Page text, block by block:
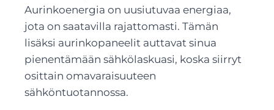
Aurinkoenergia on uusiutuvaa energiaa,
jota on saatavilla rajattomasti. Tämän
lisäksi aurinkopaneelit auttavat sinua
pienentämään sähkölaskuasi, koska siirryt
osittain omavaraisuuteen
sähköntuotannossa.